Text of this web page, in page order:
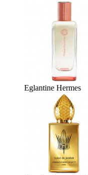
Eglantine Hermes